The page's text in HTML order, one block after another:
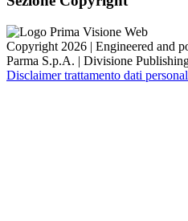
Copyright 2026 | Engineered and
Parma S.p.A. | Divisione
Disclaimer trattamento dati